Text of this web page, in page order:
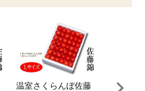
温室さくらんぼ佐藤
温室さ